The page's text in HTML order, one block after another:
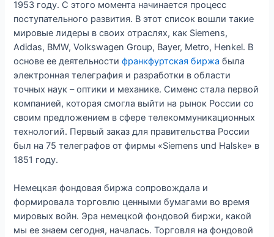
1953 году. С этого момента начинается процесс
поступательного развития. В этот список вошли такие
мировые лидеры в своих отраслях, как Siemens,
Adidas, BMW, Volkswagen Group, Bayer, Metro, Henkel. В
основе ее деятельностифранкфуртская биржа была
электронная телеграфия и разработки в области
точных наук – оптики и механике. Сименс стала первой
компанией, которая смогла выйти на рынок России со
своим предложением в сфере телекоммуникационных
технологий. Первый заказ для правительства России
был на 75 телеграфов от фирмы «Siemens und Halske» в
1851 году.
Немецкая фондовая биржа сопровождала и
формировала торговлю ценными бумагами во время
мировых войн. Эра немецкой фондовой биржи, какой
мы ее знаем сегодня, началась. Торговля на фондовой